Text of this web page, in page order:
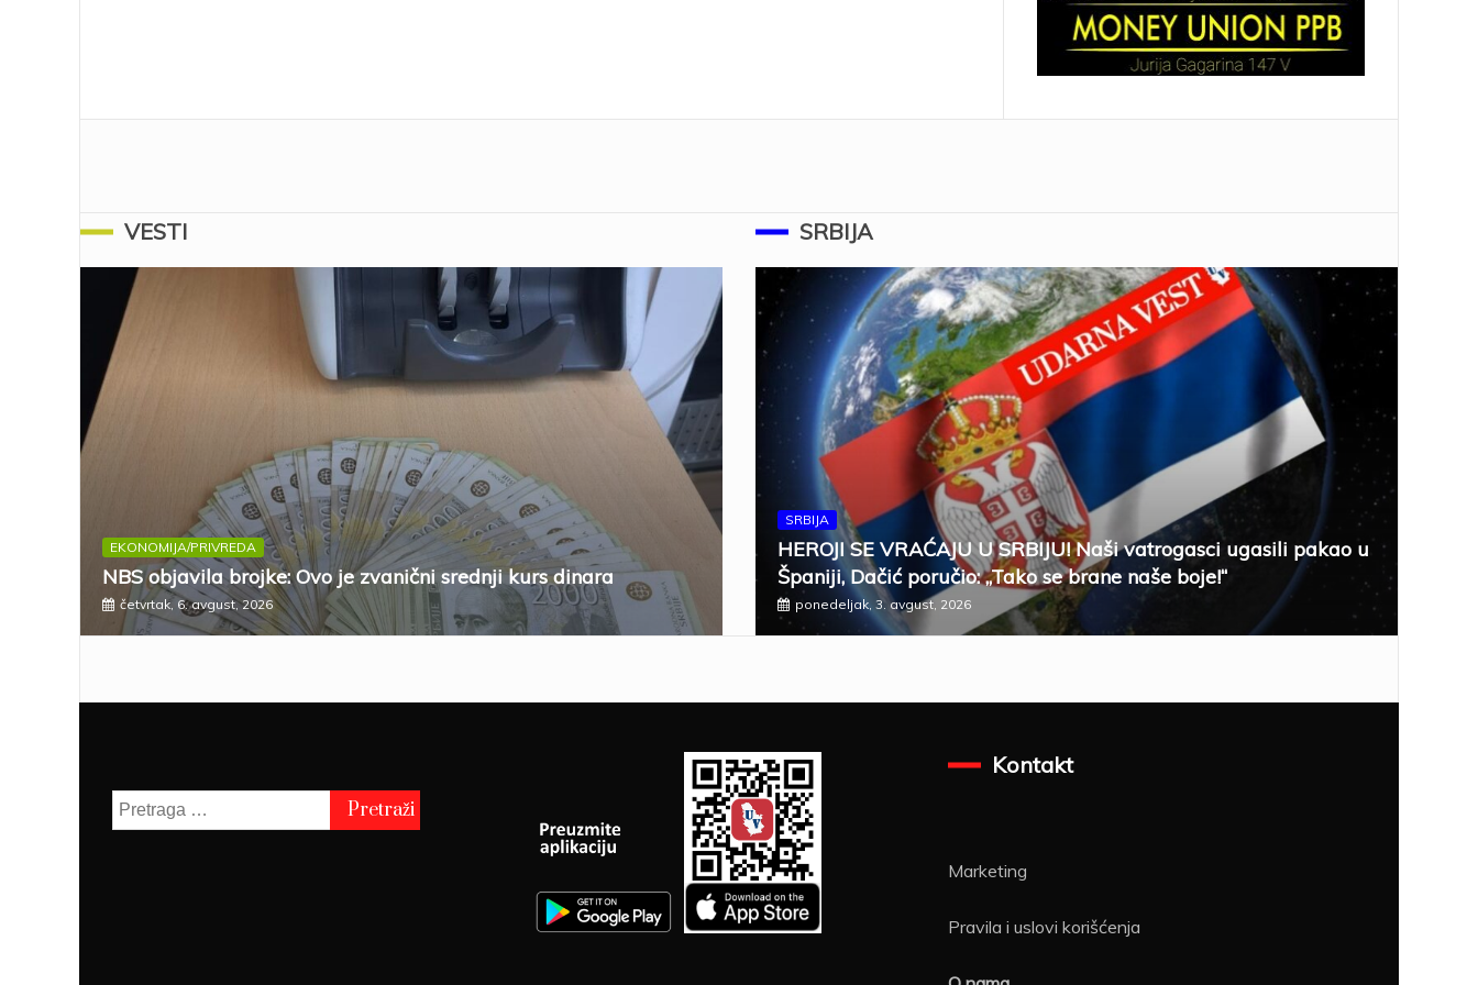
VESTI
EKONOMIJA/PRIVREDA
NBS objavila brojke: Ovo je zvanični srednji kurs dinara
četvrtak, 6. avgust, 2026
SRBIJA
SRBIJA
HEROJI SE VRAĆAJU U SRBIJU! Naši vatrogasci ugasili pakao u
Španiji, Dačić poručio: „Tako se brane naše boje!“
ponedeljak, 3. avgust, 2026
Pretraga
za:
Kontakt
Marketing
Pravila i uslovi korišćenja